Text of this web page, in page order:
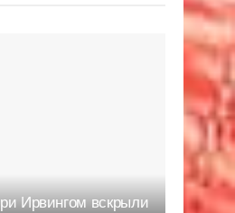
Ирвингом вскрыли